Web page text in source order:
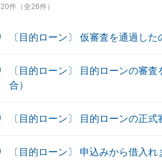
20件（全26件）
〔目的ローン〕 仮審査を通過し
〔目的ローン〕 目的ローンの審
合）
〔目的ローン〕 目的ローンの正
〔目的ローン〕 申込みから借入